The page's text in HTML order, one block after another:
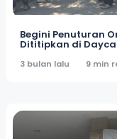
Begini Penuturan
Dititipkan di
3 bulan lalu 9 min